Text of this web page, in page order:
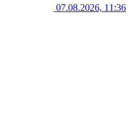
07.08.2026, 11:36